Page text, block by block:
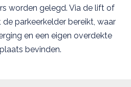
worden gelegd. Via de lift of
parkeerkelder bereikt, waar
en een eigen overdekte
bevinden.